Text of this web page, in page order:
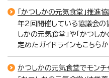
「かつしかの元気食堂」推進
年2回開催している協議会の
しかの元気食堂」や「かつし
定めたガイドラインもこちら
かつしかの元気食堂でモンチ